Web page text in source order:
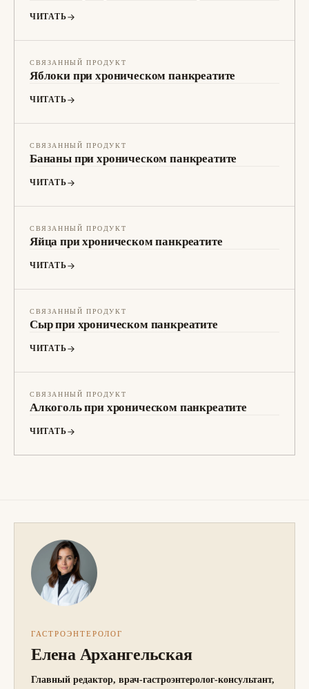
ЧИТАТЬ
СВЯЗАННЫЙ ПРОДУКТ
Яблоки при хроническом панкреатите
ЧИТАТЬ
СВЯЗАННЫЙ ПРОДУКТ
Бананы при хроническом панкреатите
ЧИТАТЬ
СВЯЗАННЫЙ ПРОДУКТ
Яйца при хроническом панкреатите
ЧИТАТЬ
СВЯЗАННЫЙ ПРОДУКТ
Сыр при хроническом панкреатите
ЧИТАТЬ
СВЯЗАННЫЙ ПРОДУКТ
Алкоголь при хроническом панкреатите
ЧИТАТЬ
ГАСТРОЭНТЕРОЛОГ
Елена Архангельская
Главный редактор, врач-гастроэнтеролог-консультант,